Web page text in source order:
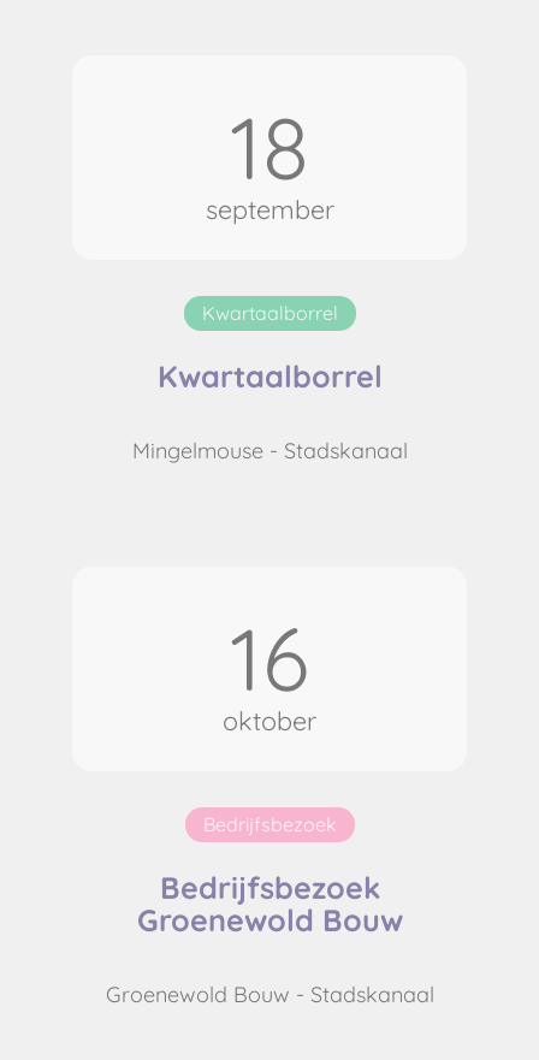
18
september
Kwartaalborrel
Kwartaalborrel
Mingelmouse - Stadskanaal
16
oktober
Bedrijfsbezoek
Bedrijfsbezoek
Groenewold Bouw
Groenewold Bouw - Stadskanaal